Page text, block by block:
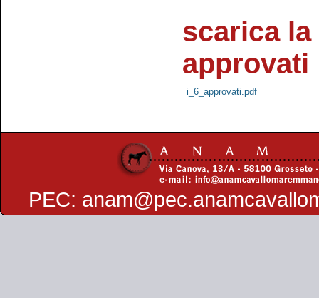
scarica
approvati
i_6_approvati.pdf
PEC: